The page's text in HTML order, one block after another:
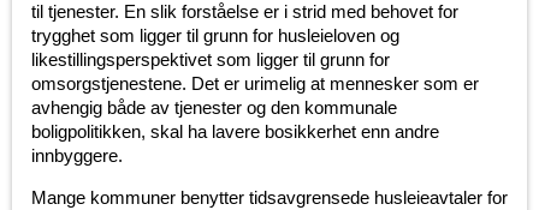
til tjenester. En slik forståelse er i strid med behovet for
trygghet som ligger til grunn for husleieloven og
likestillingsperspektivet som ligger til grunn for
omsorgstjenestene. Det er urimelig at mennesker som er
avhengig både av tjenester og den kommunale
boligpolitikken, skal ha lavere bosikkerhet enn andre
innbyggere.
Mange kommuner benytter tidsavgrensede husleieavtaler for